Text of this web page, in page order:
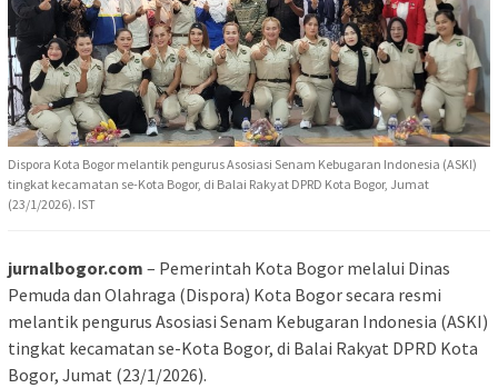
Dispora Kota Bogor melantik pengurus Asosiasi Senam Kebugaran Indonesia (ASKI)
tingkat kecamatan se-Kota Bogor, di Balai Rakyat DPRD Kota Bogor, Jumat
(23/1/2026). IST
jurnalbogor.com – Pemerintah Kota Bogor melalui Dinas
Pemuda dan Olahraga (Dispora) Kota Bogor secara resmi
melantik pengurus Asosiasi Senam Kebugaran Indonesia (ASKI)
tingkat kecamatan se-Kota Bogor, di Balai Rakyat DPRD Kota
Bogor, Jumat (23/1/2026).